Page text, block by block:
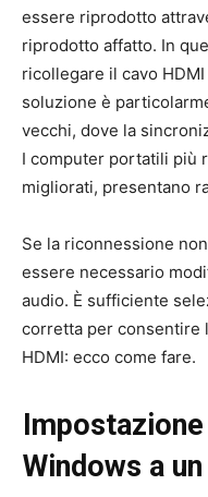
essere riprodotto
riprodotto affatto. In
ricollegare il cavo
soluzione è
vecchi, dove la
I computer portatili più
migliorati, presentano
Se la riconnessione
essere necessario
audio. È sufficiente
corretta per consentire
HDMI: ecco come fare.
Windows a